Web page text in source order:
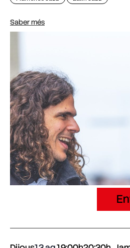
Saber més